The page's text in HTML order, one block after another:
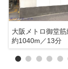
約1040m／13分